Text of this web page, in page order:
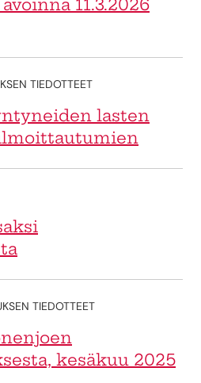
11.3.2026
TIEDOTTEET
lasten
TIEDOTTEET
kesäkuu 2025